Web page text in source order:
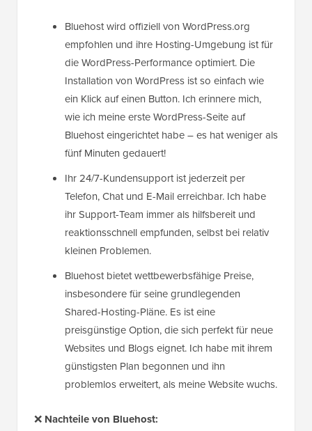
Bluehost wird offiziell von WordPress.org
empfohlen und ihre Hosting-Umgebung ist für
die WordPress-Performance optimiert. Die
Installation von WordPress ist so einfach wie
ein Klick auf einen Button. Ich erinnere mich,
wie ich meine erste WordPress-Seite auf
Bluehost eingerichtet habe – es hat weniger als
fünf Minuten gedauert!
Ihr 24/7-Kundensupport ist jederzeit per
Telefon, Chat und E-Mail erreichbar. Ich habe
ihr Support-Team immer als hilfsbereit und
reaktionsschnell empfunden, selbst bei relativ
kleinen Problemen.
Bluehost bietet wettbewerbsfähige Preise,
insbesondere für seine grundlegenden
Shared-Hosting-Pläne. Es ist eine
preisgünstige Option, die sich perfekt für neue
Websites und Blogs eignet. Ich habe mit ihrem
günstigsten Plan begonnen und ihn
problemlos erweitert, als meine Website wuchs.
❌ Nachteile von Bluehost: